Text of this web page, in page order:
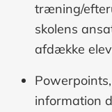
træning/
skolens
afdække
information